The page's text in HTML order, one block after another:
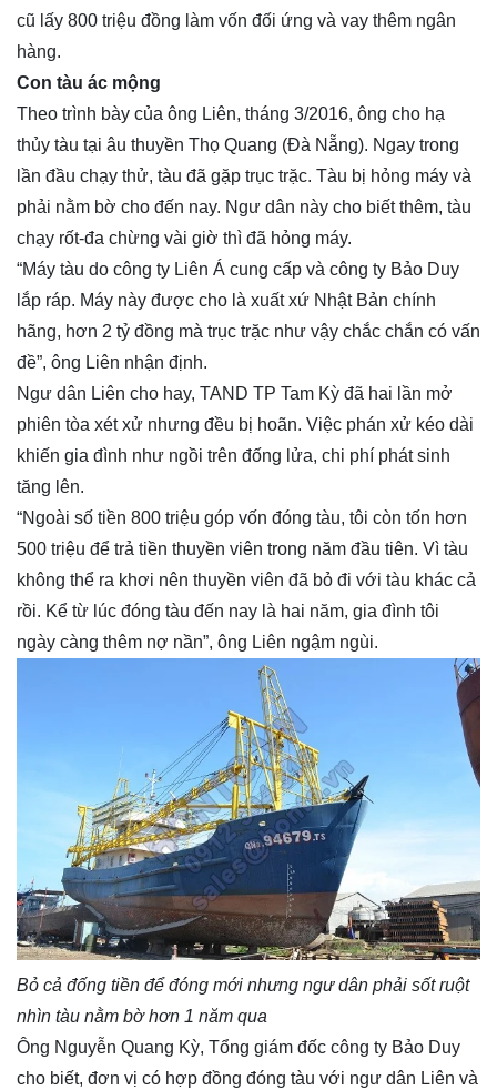
cũ lấy 800 triệu đồng làm vốn đối ứng và vay thêm ngân
hàng.
Con tàu ác mộng
Theo trình bày của ông Liên, tháng 3/2016, ông cho hạ
thủy tàu tại âu thuyền Thọ Quang (Đà Nẵng). Ngay trong
lần đầu chạy thử, tàu đã gặp trục trặc. Tàu bị hỏng máy và
phải nằm bờ cho đến nay. Ngư dân này cho biết thêm, tàu
chạy rốt-đa chừng vài giờ thì đã hỏng máy.
“Máy tàu do công ty Liên Á cung cấp và công ty Bảo Duy
lắp ráp. Máy này được cho là xuất xứ Nhật Bản chính
hãng, hơn 2 tỷ đồng mà trục trặc như vậy chắc chắn có vấn
đề”, ông Liên nhận định.
Ngư dân Liên cho hay, TAND TP Tam Kỳ đã hai lần mở
phiên tòa xét xử nhưng đều bị hoãn. Việc phán xử kéo dài
khiến gia đình như ngồi trên đống lửa, chi phí phát sinh
tăng lên.
“Ngoài số tiền 800 triệu góp vốn đóng tàu, tôi còn tốn hơn
500 triệu để trả tiền thuyền viên trong năm đầu tiên. Vì tàu
không thể ra khơi nên thuyền viên đã bỏ đi với tàu khác cả
rồi. Kể từ lúc đóng tàu đến nay là hai năm, gia đình tôi
ngày càng thêm nợ nần”, ông Liên ngậm ngùi.
Bỏ cả đống tiền để đóng mới nhưng ngư dân phải sốt ruột
nhìn tàu nằm bờ hơn 1 năm qua
Ông Nguyễn Quang Kỳ, Tổng giám đốc công ty Bảo Duy
cho biết, đơn vị có hợp đồng đóng tàu với ngư dân Liên và